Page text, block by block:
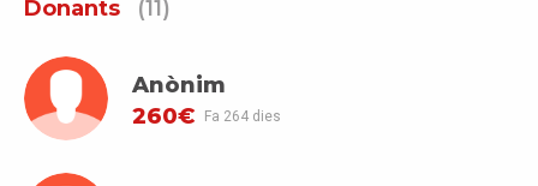
Donants (11)
Anònim
260€
Fa 264 dies